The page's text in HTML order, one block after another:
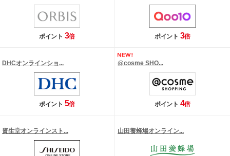
ポイント 3倍 ポイント 3倍
DHCオンラインショ...
ポイント 5倍
@cosme SHO...
ポイント 4倍
資生堂オンラインスト... 山田養蜂場オンライン...